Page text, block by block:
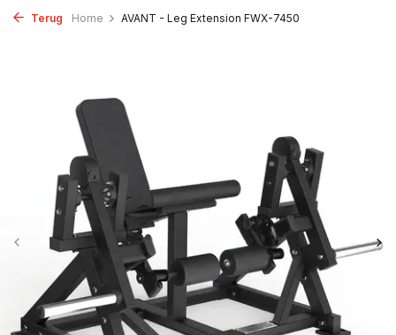
Terug Home AVANT - Leg Extension FWX-7450